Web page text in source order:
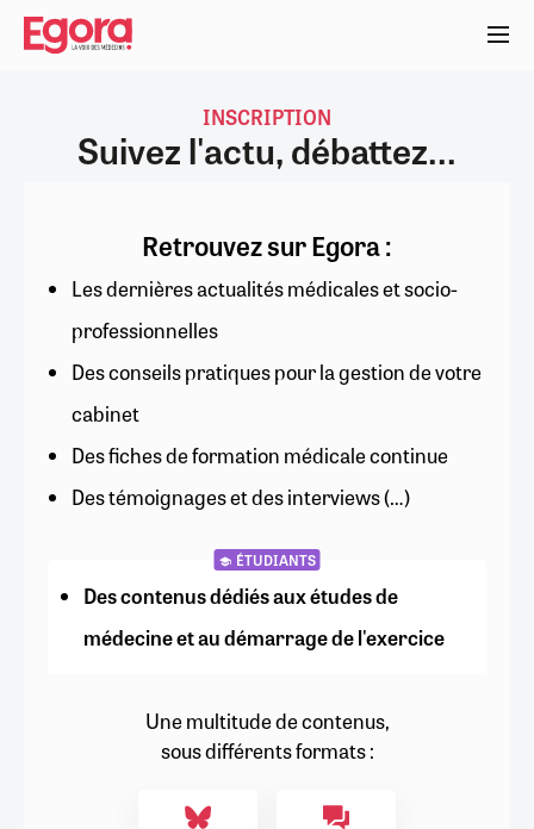
Aller
contenu
INSCRIPTION
Suivez l'actu, débattez...
Retrouvez sur Egora :
Les dernières actualités médicales et socio-
professionnelles
Des conseils pratiques pour la gestion de votre
cabinet
Des fiches de formation médicale continue
Des témoignages et des interviews (…)
ÉTUDIANTS
Des contenus dédiés aux études de
médecine et au démarrage de l'exercice
Une multitude de contenus,
sous différents formats :